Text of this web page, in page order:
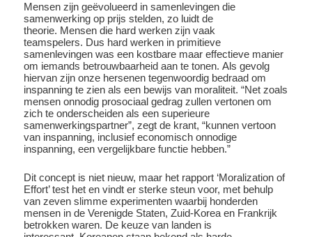
Mensen zijn geëvolueerd in samenlevingen die
samenwerking op prijs stelden, zo luidt de
theorie. Mensen die hard werken zijn vaak
teamspelers. Dus hard werken in primitieve
samenlevingen was een kostbare maar effectieve manier
om iemands betrouwbaarheid aan te tonen. Als gevolg
hiervan zijn onze hersenen tegenwoordig bedraad om
inspanning te zien als een bewijs van moraliteit. “Net zoals
mensen onnodig prosociaal gedrag zullen vertonen om
zich te onderscheiden als een superieure
samenwerkingspartner”, zegt de krant, “kunnen vertoon
van inspanning, inclusief economisch onnodige
inspanning, een vergelijkbare functie hebben.”
Dit concept is niet nieuw, maar het rapport ‘Moralization of
Effort’ test het en vindt er sterke steun voor, met behulp
van zeven slimme experimenten waarbij honderden
mensen in de Verenigde Staten, Zuid-Korea en Frankrijk
betrokken waren. De keuze van landen is